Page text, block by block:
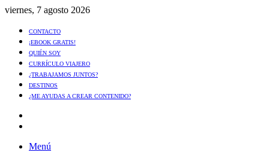
viernes, 7 agosto 2026
CONTACTO
¡EBOOK GRATIS!
QUIÉN SOY
CURRÍCULO VIAJERO
¿TRABAJAMOS JUNTOS?
DESTINOS
¿ME AYUDAS A CREAR CONTENIDO?
Menú